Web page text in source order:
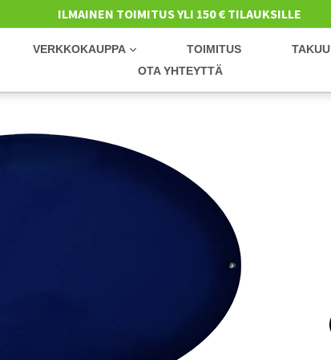
ILMAINEN TOIMITUS YLI 150 € TILAUKSILLE
VERKKOKAUPPA NÄYTÄ LISÄÄTOIMITUS TAKUU
OTA YHTEYTTÄ